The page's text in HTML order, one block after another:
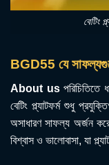
বেটিং
BGD55 যে
About usপরিচিতিতে
বেটিং প্ল্যাটফর্ম শুধু
অসাধারণ সাফল্য অর্জন
বিশ্বাস ও ভালোবাসা, যা